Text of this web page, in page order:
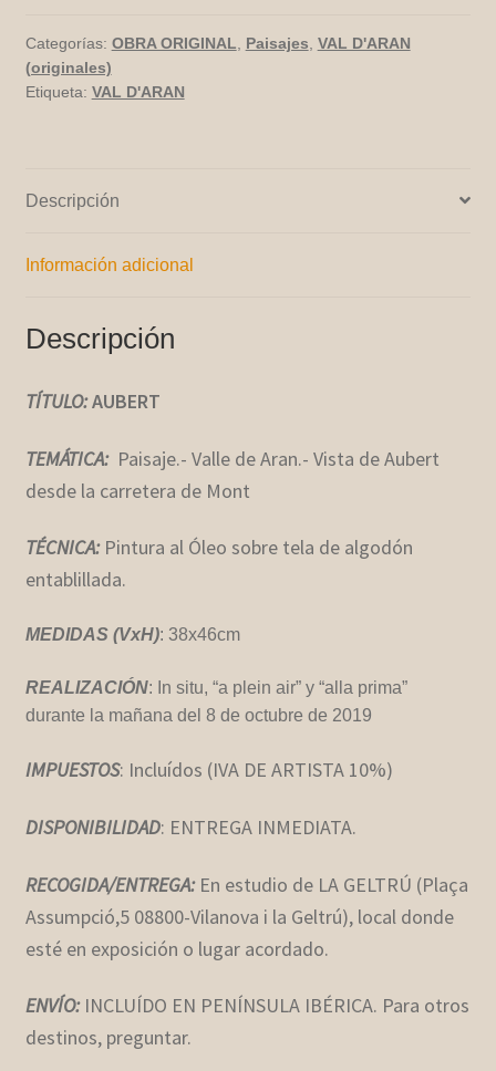
Categorías: OBRA ORIGINAL Paisajes VAL D'ARAN
(originales)
Etiqueta: VAL D'ARAN
Descripción
Información adicional
Descripción
TÍTULO:AUBERT
TEMÁTICA:Paisaje.- Valle de Aran.- Vista de Aubert
desde la carretera de Mont
TÉCNICA:Pintura al Óleo sobre tela de algodón
entablillada.
MEDIDAS (VxH): 38x46cm
REALIZACIÓN: In situ, “a plein air” y “alla prima”
durante la mañana del 8 de octubre de 2019
IMPUESTOS: Incluídos (IVA DE ARTISTA 10%)
DISPONIBILIDAD: ENTREGA INMEDIATA.
RECOGIDA/ENTREGA:En estudio de LA GELTRÚ (Plaça
Assumpció,5 08800-Vilanova i la Geltrú), local donde
esté en exposición o lugar acordado.
ENVÍO:INCLUÍDO EN PENÍNSULA IBÉRICA. Para otros
destinos, preguntar.